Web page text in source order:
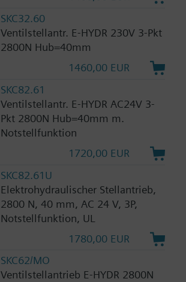
SKC32.60
Ventilstellantr. E-HYDR 230V 3-Pkt
2800N Hub=40mm
1460,00 EUR
SKC82.61
Ventilstellantr. E-HYDR AC24V 3-
Pkt 2800N Hub=40mm m.
Notstellfunktion
1720,00 EUR
SKC82.61U
Elektrohydraulischer Stellantrieb,
2800 N, 40 mm, AC 24 V, 3P,
Notstellfunktion, UL
1780,00 EUR
SKC62/MO
Ventilstellantrieb E-HYDR 2800N